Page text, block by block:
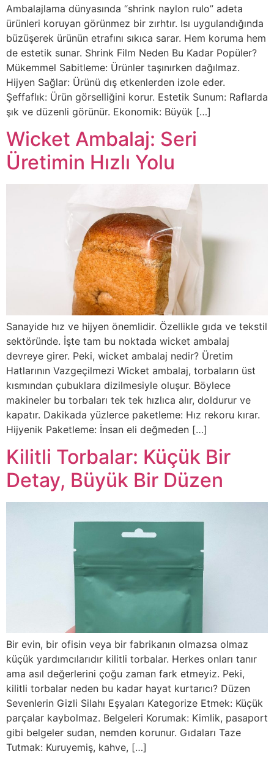
Ambalajlama dünyasında “shrink naylon rulo” adeta
ürünleri koruyan görünmez bir zırhtır. Isı uygulandığında
büzüşerek ürünün etrafını sıkıca sarar. Hem koruma hem
de estetik sunar. Shrink Film Neden Bu Kadar Popüler?
Mükemmel Sabitleme: Ürünler taşınırken dağılmaz.
Hijyen Sağlar: Ürünü dış etkenlerden izole eder.
Şeffaflık: Ürün görselliğini korur. Estetik Sunum: Raflarda
şık ve düzenli görünür. Ekonomik: Büyük […]
Wicket Ambalaj: Seri
Üretimin Hızlı Yolu
Sanayide hız ve hijyen önemlidir. Özellikle gıda ve tekstil
sektöründe. İşte tam bu noktada wicket ambalaj
devreye girer. Peki, wicket ambalaj nedir? Üretim
Hatlarının Vazgeçilmezi Wicket ambalaj, torbaların üst
kısmından çubuklara dizilmesiyle oluşur. Böylece
makineler bu torbaları tek tek hızlıca alır, doldurur ve
kapatır. Dakikada yüzlerce paketleme: Hız rekoru kırar.
Hijyenik Paketleme: İnsan eli değmeden […]
Kilitli Torbalar: Küçük Bir
Detay, Büyük Bir Düzen
Bir evin, bir ofisin veya bir fabrikanın olmazsa olmaz
küçük yardımcılarıdır kilitli torbalar. Herkes onları tanır
ama asıl değerlerini çoğu zaman fark etmeyiz. Peki,
kilitli torbalar neden bu kadar hayat kurtarıcı? Düzen
Sevenlerin Gizli Silahı Eşyaları Kategorize Etmek: Küçük
parçalar kaybolmaz. Belgeleri Korumak: Kimlik, pasaport
gibi belgeler sudan, nemden korunur. Gıdaları Taze
Tutmak: Kuruyemiş, kahve, […]